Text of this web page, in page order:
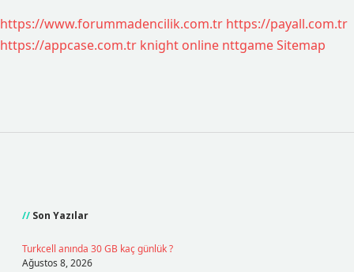
https://www.forummadencilik.com.tr https://payall.com.tr
https://appcase.com.tr knight online nttgameSitemap
Son Yazılar
Turkcell anında 30 GB kaç günlük ?
Ağustos 8, 2026